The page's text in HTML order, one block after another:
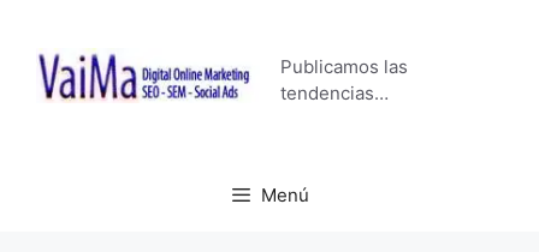
contenido
Publicamos las
tendencias…
Menú